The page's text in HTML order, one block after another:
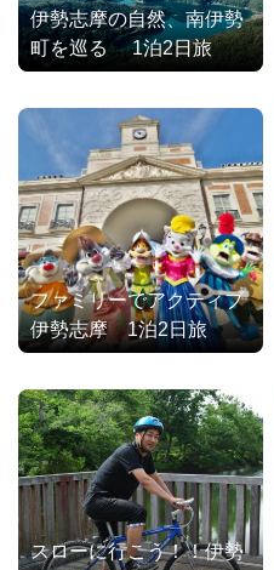
伊勢志摩の自然、南伊勢
町を巡る 1泊2日旅
ファミリーでアクティブ
伊勢志摩 1泊2日旅
スローに行こう！！伊勢